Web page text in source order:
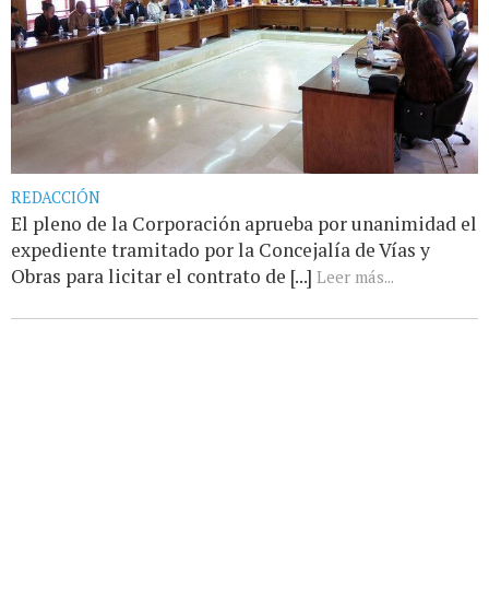
REDACCIÓN
El pleno de la Corporación aprueba por unanimidad el
expediente tramitado por la Concejalía de Vías y
Obras para licitar el contrato de [...] Leer más...